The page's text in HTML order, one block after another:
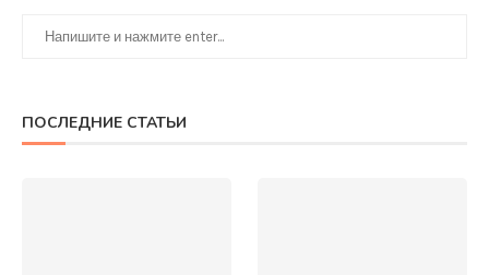
ПОСЛЕДНИЕ СТАТЬИ